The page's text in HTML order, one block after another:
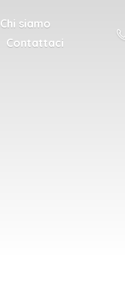
Chi siamo
Contattaci